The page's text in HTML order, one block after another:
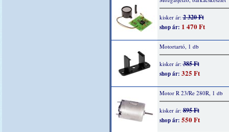
kisker ár:2 320 Ft
shop ár: 1 470 Ft
Motortartó, 1 db
kisker ár:385 Ft
shop ár: 325 Ft
Motor R 23/Re 280R, 1 db
kisker ár:895 Ft
shop ár: 550 Ft